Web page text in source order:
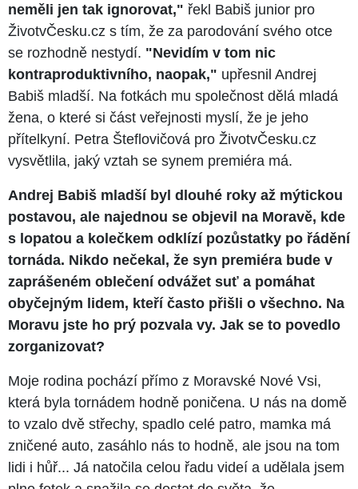
neměli jen tak ignorovat," řekl Babiš junior pro
ŽivotvČesku.cz s tím, že za parodování svého otce
se rozhodně nestydí. "Nevidím v tom nic
kontraproduktivního, naopak," upřesnil Andrej
Babiš mladší. Na fotkách mu společnost dělá mladá
žena, o které si část veřejnosti myslí, že je jeho
přítelkyní. Petra Šteflovičová pro ŽivotvČesku.cz
vysvětlila, jaký vztah se synem premiéra má.
Andrej Babiš mladší byl dlouhé roky až mýtickou
postavou, ale najednou se objevil na Moravě, kde
s lopatou a kolečkem odklízí pozůstatky po řádění
tornáda. Nikdo nečekal, že syn premiéra bude v
zaprášeném oblečení odvážet suť a pomáhat
obyčejným lidem, kteří často přišli o všechno. Na
Moravu jste ho prý pozvala vy. Jak se to povedlo
zorganizovat?
Moje rodina pochází přímo z Moravské Nové Vsi,
která byla tornádem hodně poničena. U nás na domě
to vzalo dvě střechy, spadlo celé patro, mamka má
zničené auto, zasáhlo nás to hodně, ale jsou na tom
lidi i hůř... Já natočila celou řadu videí a udělala jsem